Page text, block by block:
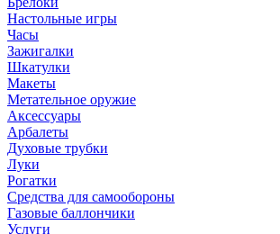
Настольные игры
Часы
Зажигалки
Шкатулки
Макеты
Метательное оружие
Аксессуары
Арбалеты
Духовые трубки
Луки
Рогатки
Средства для самообороны
Газовые баллончики
Услуги